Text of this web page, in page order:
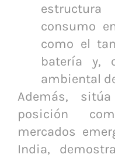
consumo
como el
batería y,
ambiental
Además,
posición
mercados
India,